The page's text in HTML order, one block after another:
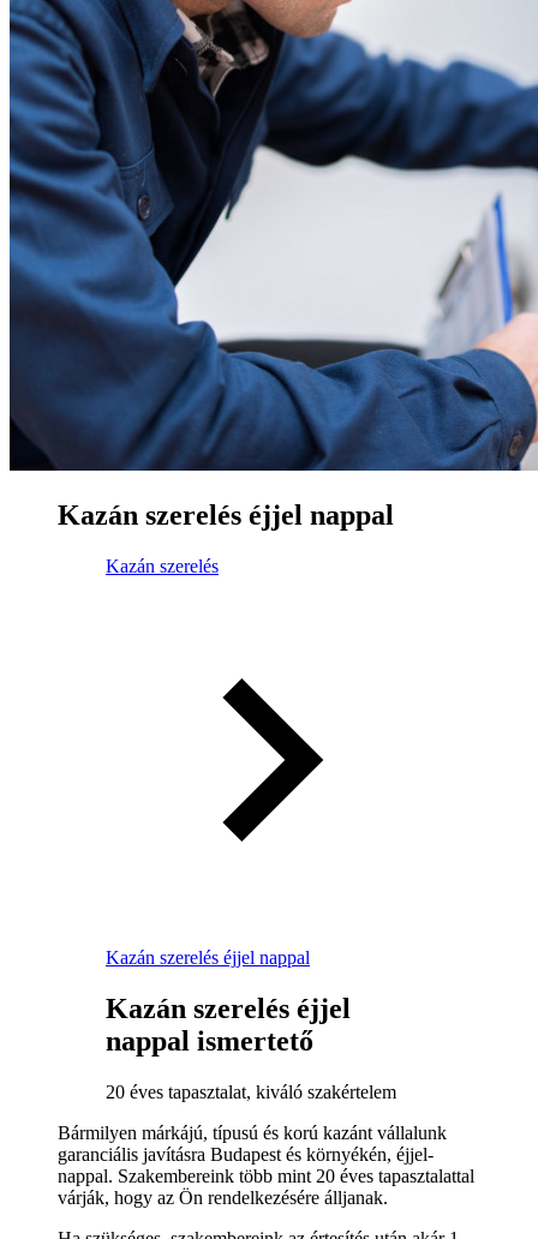
Kazán szerelés éjjel nappal
Kazán szerelés
Kazán szerelés éjjel nappal
Kazán szerelés éjjel
nappal ismertető
20 éves tapasztalat, kiváló szakértelem
Bármilyen márkájú, típusú és korú kazánt vállalunk
garanciális javításra Budapest és környékén, éjjel-
nappal. Szakembereink több mint 20 éves tapasztalattal
várják, hogy az Ön rendelkezésére álljanak.